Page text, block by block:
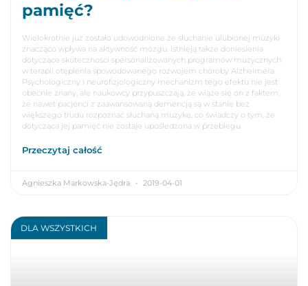
pamięć?
Wielokrotnie już zostało udowodnione że słuchanie ulubionej muzyki
znacząco wpływa na aktywność mózgu. Istnieją także doniesienia
dotyczące skuteczności spersonalizowanych programów muzycznych
w terapii otępienia spowodowanego rozwojem choroby Alzheimera.
Psychologiczny i neurofizjologiczny mechanizm tego efektu nie jest
obecnie znany, ale naukowcy przypuszczają, że wiąże się on z faktem,
że nawet pacjenci z zaawansowaną demencją są w stanie bez
większego trudu rozpoznać słuchaną muzykę, co świadczy o tym, że
dotycząca jej pamięć nie zostaje upośledzona w przebiegu
Przeczytaj całość
Agnieszka Markowska-Jędra 2019-04-01
DLA WSZYSTKICH